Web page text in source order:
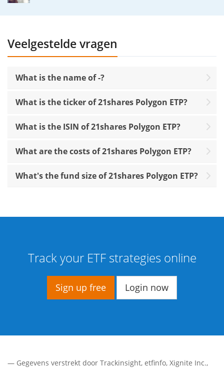
Veelgestelde vragen
What is the name of -?
What is the ticker of 21shares Polygon ETP?
What is the ISIN of 21shares Polygon ETP?
What are the costs of 21shares Polygon ETP?
What's the fund size of 21shares Polygon ETP?
Track your ETF strategies online
Sign up free Login now
— Gegevens verstrekt door Trackinsight, etfinfo, Xignite Inc.,